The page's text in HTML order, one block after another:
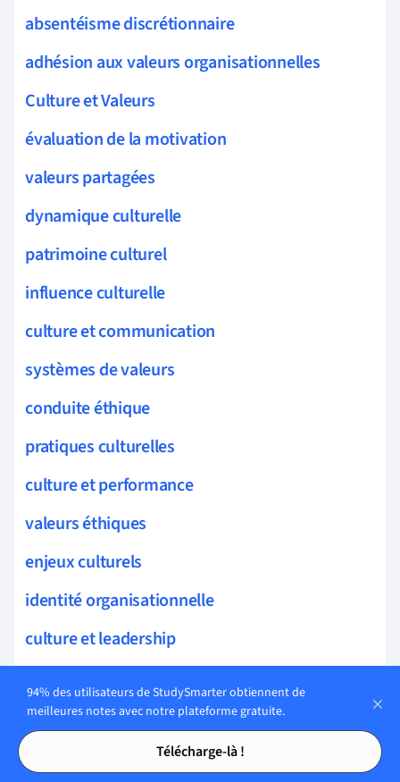
Tables des matières
Tables des matières
absentéisme discrétionnaire
adhésion aux valeurs organisationnelles
Culture et Valeurs
évaluation de la motivation
valeurs partagées
dynamique culturelle
patrimoine culturel
influence culturelle
culture et communication
systèmes de valeurs
conduite éthique
pratiques culturelles
culture et performance
valeurs éthiques
enjeux culturels
identité organisationnelle
culture et leadership
transmission valeurs
principes organisationnels
94% des utilisateurs de StudySmarter obtiennent de
meilleures notes avec notre plateforme gratuite.
Télécharge-là !